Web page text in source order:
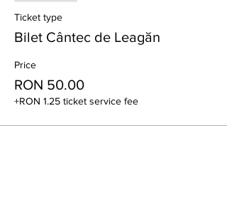
Ticket type
Bilet Cântec de Leagăn
Price
RON 50.00
+RON 1.25 ticket service fee